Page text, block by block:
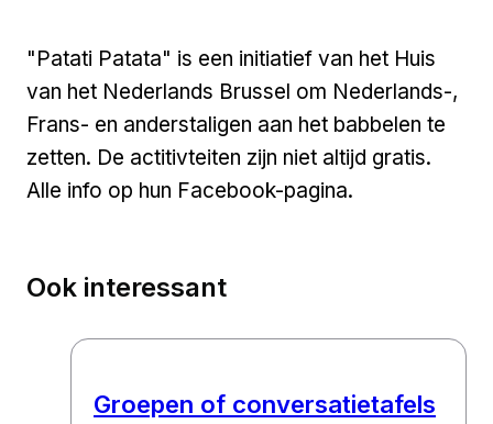
"Patati Patata" is een initiatief van het Huis
van het Nederlands Brussel om Nederlands-,
Frans- en anderstaligen aan het babbelen te
zetten. De actitivteiten zijn niet altijd gratis.
Alle info op hun Facebook-pagina.
Ook interessant
Groepen of conversatietafels